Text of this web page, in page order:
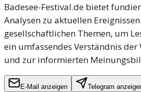
Badesee-Festival.de bietet
Analysen zu aktuellen
gesellschaftlichen Themen, um
ein umfassendes Verständnis
und zur informierten
E-Mail anzeigen Telegram